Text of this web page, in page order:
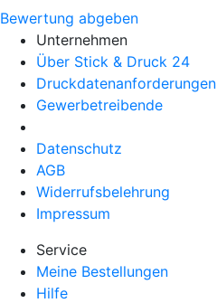
Bewertung abgeben
Unternehmen
Über Stick & Druck 24
Druckdatenanforderungen
Gewerbetreibende
Datenschutz
AGB
Widerrufsbelehrung
Impressum
Service
Meine Bestellungen
Hilfe